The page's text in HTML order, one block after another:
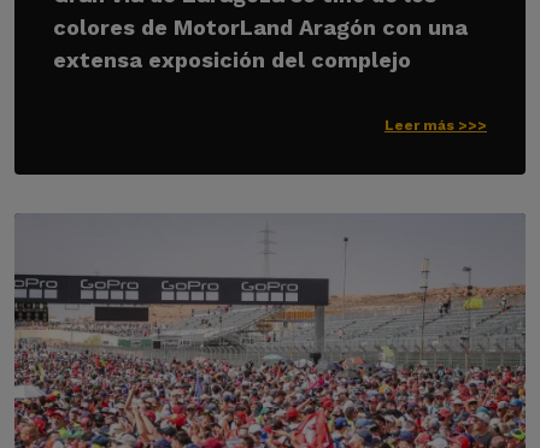
colores de MotorLand Aragón con una
extensa exposición del complejo
Leer más >>>